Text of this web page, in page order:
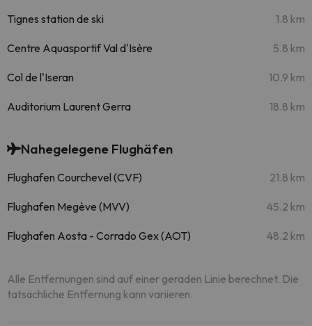
Tignes station de ski 1.8 km
Centre Aquasportif Val d'Isère 5.8 km
Col de l'Iseran 10.9 km
Auditorium Laurent Gerra 18.8 km
Nahegelegene Flughäfen
Flughafen Courchevel (CVF) 21.8 km
Flughafen Megève (MVV) 45.2 km
Flughafen Aosta - Corrado Gex (AOT) 48.2 km
Alle Entfernungen sind auf einer geraden Linie berechnet. Die
tatsächliche Entfernung kann variieren.